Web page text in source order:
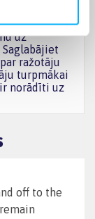
uz
atradīsiet
uz
ražotāju
turpmākai
norādīti uz
off to the